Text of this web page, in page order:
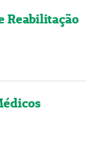
Reabilitação